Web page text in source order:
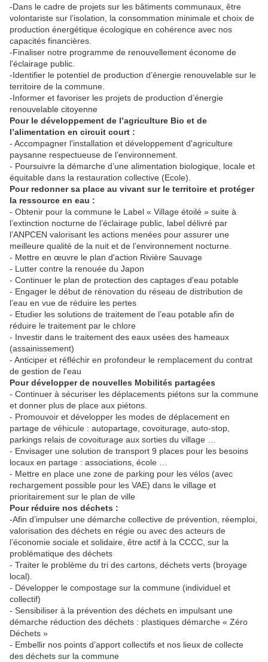
-Dans le cadre de projets sur les bâtiments communaux, être
volontariste sur l’isolation, la consommation minimale et choix de
production énergétique écologique en cohérence avec nos
capacités financières.
-Finaliser notre programme de renouvellement économe de
l'éclairage public.
-Identifier le potentiel de production d’énergie renouvelable sur le
territoire de la commune.
-Informer et favoriser les projets de production d’énergie
renouvelable citoyenne
Pour le développement de l’agriculture Bio et de
l’alimentation en circuit court :
- Accompagner l'installation et développement d'agriculture
paysanne respectueuse de l’environnement.
- Poursuivre la démarche d’une alimentation biologique, locale et
équitable dans la restauration collective (Ecole).
Pour redonner sa place au vivant sur le territoire et protéger
la ressource en eau :
- Obtenir pour la commune le Label « Village étoilé » suite à
l’extinction nocturne de l’éclairage public, label délivré par
l’ANPCEN valorisant les actions menées pour assurer une
meilleure qualité de la nuit et de l’environnement nocturne.
- Mettre en œuvre le plan d'action Rivière Sauvage
- Lutter contre la renouée du Japon
- Continuer le plan de protection des captages d'eau potable
- Engager le début de rénovation du réseau de distribution de
l’eau en vue de réduire les pertes
- Etudier les solutions de traitement de l’eau potable afin de
réduire le traitement par le chlore
- Investir dans le traitement des eaux usées des hameaux
(assainissement)
- Anticiper et réfléchir en profondeur le remplacement du contrat
de gestion de l'eau
Pour développer de nouvelles Mobilités partagées
- Continuer à sécuriser les déplacements piétons sur la commune
et donner plus de place aux piétons.
- Promouvoir et développer les modes de déplacement en
partage de véhicule : autopartage, covoiturage, auto-stop,
parkings relais de covoiturage aux sorties du village …
- Envisager une solution de transport 9 places pour les besoins
locaux en partage : associations, école …
- Mettre en place une zone de parking pour les vélos (avec
rechargement possible pour les VAE) dans le village et
prioritairement sur le plan de ville
Pour réduire nos déchets :
-Afin d’impulser une démarche collective de prévention, réemploi,
valorisation des déchets en régie ou avec des acteurs de
l’économie sociale et solidaire, être actif à la CCCC, sur la
problématique des déchets
- Traiter le problème du tri des cartons, déchets verts (broyage
local).
- Développer le compostage sur la commune (individuel et
collectif)
- Sensibiliser à la prévention des déchets en impulsant une
démarche réduction des déchets : plastiques démarche « Zéro
Déchets »
- Embellir nos points d’apport collectifs et nos lieux de collecte
des déchets sur la commune